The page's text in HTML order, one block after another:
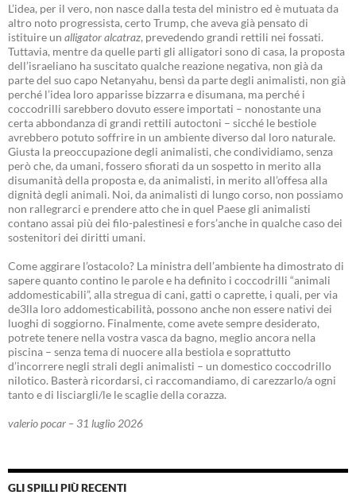
L’idea, per il vero, non nasce dalla testa del ministro ed è mutuata da
altro noto progressista, certo Trump, che aveva già pensato di
istituire un alligator alcatraz, prevedendo grandi rettili nei fossati.
Tuttavia, mentre da quelle parti gli alligatori sono di casa, la proposta
dell’israeliano ha suscitato qualche reazione negativa, non già da
parte del suo capo Netanyahu, bensì da parte degli animalisti, non già
perché l’idea loro apparisse bizzarra e disumana, ma perché i
coccodrilli sarebbero dovuto essere importati – nonostante una
certa abbondanza di grandi rettili autoctoni – sicché le bestiole
avrebbero potuto soffrire in un ambiente diverso dal loro naturale.
Giusta la preoccupazione degli animalisti, che condividiamo, senza
però che, da umani, fossero sfiorati da un sospetto in merito alla
disumanità della proposta e, da animalisti, in merito all’offesa alla
dignità degli animali. Noi, da animalisti di lungo corso, non possiamo
non rallegrarci e prendere atto che in quel Paese gli animalisti
contano assai più dei filo-palestinesi e fors’anche in qualche caso dei
sostenitori dei diritti umani.
Come aggirare l’ostacolo? La ministra dell’ambiente ha dimostrato di
sapere quanto contino le parole e ha definito i coccodrilli “animali
addomesticabili”, alla stregua di cani, gatti o caprette, i quali, per via
de3lla loro addomesticabilità, possono anche non essere nativi dei
luoghi di soggiorno. Finalmente, come avete sempre desiderato,
potrete tenere nella vostra vasca da bagno, meglio ancora nella
piscina – senza tema di nuocere alla bestiola e soprattutto
d’incorrere negli strali degli animalisti – un domestico coccodrillo
nilotico. Basterà ricordarsi, ci raccomandiamo, di carezzarlo/a ogni
tanto e di lisciargli/le le scaglie della corazza.
valerio pocar – 31 luglio 2026
GLI SPILLI PIÙ RECENTI